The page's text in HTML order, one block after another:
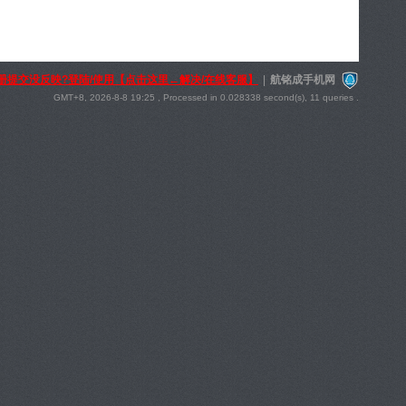
提交没反映?登陆/使用【点击这里←解决/在线客服】 航铭成手机网
GMT+8, 2026-8-8 19:25 , Processed in 0.028338 second(s), 11 queries .